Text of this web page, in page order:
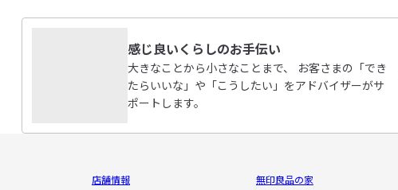
感じ良いくらしのお手伝い
大きなことから小さなことまで、 お客さまの「でき
たらいいな」や「こうしたい」をアドバイザーがサ
ポートします。
店舗情報
無印良品の家